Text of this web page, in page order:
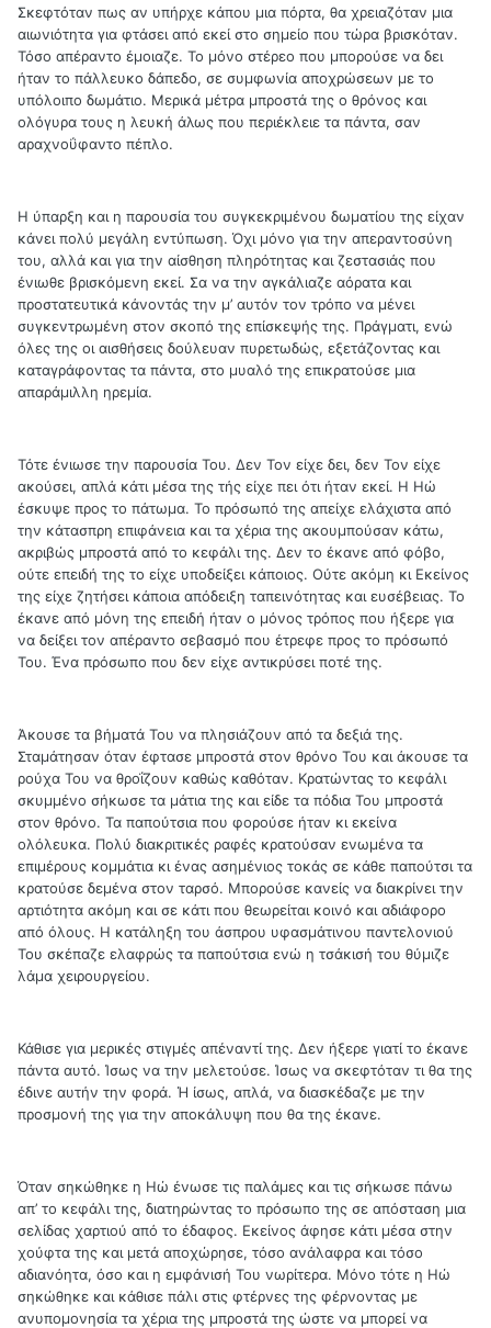
Σκεφτόταν πως αν υπήρχε κάπου μια πόρτα, θα χρειαζόταν μια
αιωνιότητα για φτάσει από εκεί στο σημείο που τώρα βρισκόταν.
Τόσο απέραντο έμοιαζε. Το μόνο στέρεο που μπορούσε να δει
ήταν το πάλλευκο δάπεδο, σε συμφωνία αποχρώσεων με το
υπόλοιπο δωμάτιο. Μερικά μέτρα μπροστά της ο θρόνος και
ολόγυρα τους η λευκή άλως που περιέκλειε τα πάντα, σαν
αραχνοΰφαντο πέπλο.
Η ύπαρξη και η παρουσία του συγκεκριμένου δωματίου της είχαν
κάνει πολύ μεγάλη εντύπωση. Όχι μόνο για την απεραντοσύνη
του, αλλά και για την αίσθηση πληρότητας και ζεστασιάς που
ένιωθε βρισκόμενη εκεί. Σα να την αγκάλιαζε αόρατα και
προστατευτικά κάνοντάς την μ’ αυτόν τον τρόπο να μένει
συγκεντρωμένη στον σκοπό της επίσκεψής της. Πράγματι, ενώ
όλες της οι αισθήσεις δούλευαν πυρετωδώς, εξετάζοντας και
καταγράφοντας τα πάντα, στο μυαλό της επικρατούσε μια
απαράμιλλη ηρεμία.
Τότε ένιωσε την παρουσία Του. Δεν Τον είχε δει, δεν Τον είχε
ακούσει, απλά κάτι μέσα της τής είχε πει ότι ήταν εκεί. Η Ηώ
έσκυψε προς το πάτωμα. Το πρόσωπό της απείχε ελάχιστα από
την κάτασπρη επιφάνεια και τα χέρια της ακουμπούσαν κάτω,
ακριβώς μπροστά από το κεφάλι της. Δεν το έκανε από φόβο,
ούτε επειδή της το είχε υποδείξει κάποιος. Ούτε ακόμη κι Εκείνος
της είχε ζητήσει κάποια απόδειξη ταπεινότητας και ευσέβειας. Το
έκανε από μόνη της επειδή ήταν ο μόνος τρόπος που ήξερε για
να δείξει τον απέραντο σεβασμό που έτρεφε προς το πρόσωπό
Του. Ένα πρόσωπο που δεν είχε αντικρύσει ποτέ της.
Άκουσε τα βήματά Του να πλησιάζουν από τα δεξιά της.
Σταμάτησαν όταν έφτασε μπροστά στον θρόνο Του και άκουσε τα
ρούχα Του να θροΐζουν καθώς καθόταν. Κρατώντας το κεφάλι
σκυμμένο σήκωσε τα μάτια της και είδε τα πόδια Του μπροστά
στον θρόνο. Τα παπούτσια που φορούσε ήταν κι εκείνα
ολόλευκα. Πολύ διακριτικές ραφές κρατούσαν ενωμένα τα
επιμέρους κομμάτια κι ένας ασημένιος τοκάς σε κάθε παπούτσι τα
κρατούσε δεμένα στον ταρσό. Μπορούσε κανείς να διακρίνει την
αρτιότητα ακόμη και σε κάτι που θεωρείται κοινό και αδιάφορο
από όλους. Η κατάληξη του άσπρου υφασμάτινου παντελονιού
Του σκέπαζε ελαφρώς τα παπούτσια ενώ η τσάκισή του θύμιζε
λάμα χειρουργείου.
Κάθισε για μερικές στιγμές απέναντί της. Δεν ήξερε γιατί το έκανε
πάντα αυτό. Ίσως να την μελετούσε. Ίσως να σκεφτόταν τι θα της
έδινε αυτήν την φορά. Ή ίσως, απλά, να διασκέδαζε με την
προσμονή της για την αποκάλυψη που θα της έκανε.
Όταν σηκώθηκε η Ηώ ένωσε τις παλάμες και τις σήκωσε πάνω
απ’ το κεφάλι της, διατηρώντας το πρόσωπο της σε απόσταση μια
σελίδας χαρτιού από το έδαφος. Εκείνος άφησε κάτι μέσα στην
χούφτα της και μετά αποχώρησε, τόσο ανάλαφρα και τόσο
αδιανόητα, όσο και η εμφάνισή Του νωρίτερα. Μόνο τότε η Ηώ
σηκώθηκε και κάθισε πάλι στις φτέρνες της φέρνοντας με
ανυπομονησία τα χέρια της μπροστά της ώστε να μπορεί να